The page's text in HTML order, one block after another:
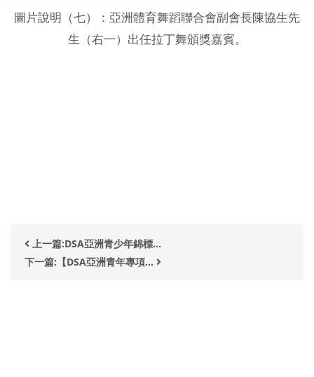
圖片說明（七）：亞洲體育舞蹈聯合會副會長陳協生先
生（右一）出任拉丁舞頒獎嘉賓。
上一篇:DSA亞洲青少年錦標...
下一篇:【DSA亞洲青年專項...